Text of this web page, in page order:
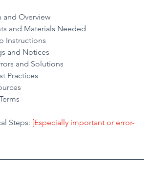
Overview
and Materials Needed
Instructions
and Notices
and Solutions
Practices
Steps: [Especially important or error-